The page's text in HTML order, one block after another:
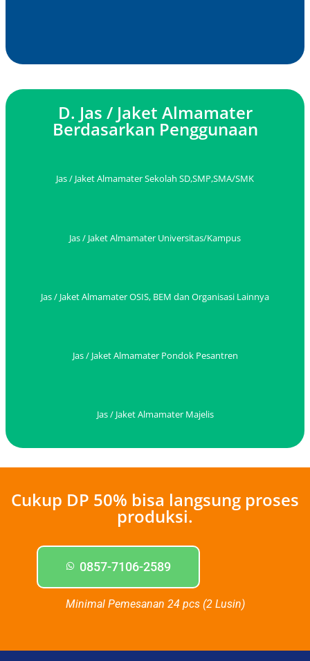
D. Jas / Jaket Almamater
Berdasarkan Penggunaan
Jas / Jaket Almamater Sekolah SD,SMP,SMA/SMK
Jas / Jaket Almamater Universitas/Kampus
Jas / Jaket Almamater OSIS, BEM dan Organisasi Lainnya
Jas / Jaket Almamater Pondok Pesantren
Jas / Jaket Almamater Majelis
Cukup DP 50% bisa langsung proses
produksi.
0857-7106-2589
Minimal Pemesanan 24 pcs (2 Lusin)